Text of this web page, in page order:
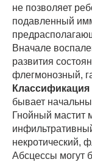
не позволяет
подавленный
Вначале
развития
флегмонозный,
Классификация
бывает
Гнойный мастит
некротический,
Абсцессы могут